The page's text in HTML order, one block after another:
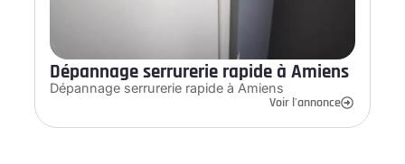
Dépannage serrurerie rapide à Amiens
Dépannage serrurerie rapide à Amiens
Voir l'annonce